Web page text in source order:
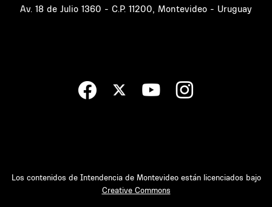
Av. 18 de Julio 1360 - C.P. 11200, Montevideo - Uruguay
Los contenidos de Intendencia de Montevideo están licenciados bajo
Creative Commons